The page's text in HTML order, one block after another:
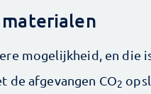
materialen
mogelijkheid, en die
de afgevangen CO2